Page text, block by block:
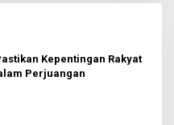
Kepentingan Rakyat
Perjuangan